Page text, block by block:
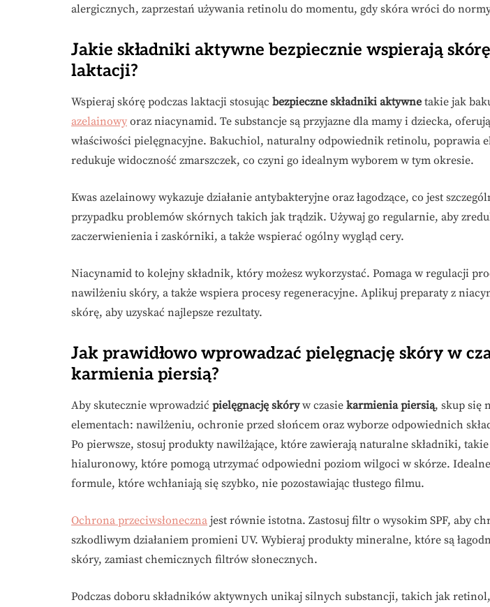
alergicznych, zaprzestań używania retinolu do momentu, gdy skóra wróci do
Jakie składniki aktywne bezpiecznie wspierają
laktacji?
Wspieraj skórę podczas laktacji stosując bezpieczne składniki aktywne takie jak
azelainowy oraz niacynamid. Te substancje są przyjazne dla mamy i dziecka,
właściwości pielęgnacyjne. Bakuchiol, naturalny odpowiednik retinolu, poprawia
redukuje widoczność zmarszczek, co czyni go idealnym wyborem w tym okresie.
Kwas azelainowy wykazuje działanie antybakteryjne oraz łagodzące, co jest
przypadku problemów skórnych takich jak trądzik. Używaj go regularnie, aby
zaczerwienienia i zaskórniki, a także wspierać ogólny wygląd cery.
Niacynamid to kolejny składnik, który możesz wykorzystać. Pomaga w regulacji
nawilżeniu skóry, a także wspiera procesy regeneracyjne. Aplikuj preparaty z
skórę, aby uzyskać najlepsze rezultaty.
Jak prawidłowo wprowadzać pielęgnację skóry w
karmienia piersią?
Aby skutecznie wprowadzić pielęgnację skóryw czasie karmienia piersią, skup się
elementach: nawilżeniu, ochronie przed słońcem oraz wyborze odpowiednich
Po pierwsze, stosuj produkty nawilżające, które zawierają naturalne składniki,
hialuronowy, które pomogą utrzymać odpowiedni poziom wilgoci w skórze.
formule, które wchłaniają się szybko, nie pozostawiając tłustego filmu.
Ochrona przeciwsłoneczna jest równie istotna. Zastosuj filtr o wysokim SPF, aby
szkodliwym działaniem promieni UV. Wybieraj produkty mineralne, które są
skóry, zamiast chemicznych filtrów słonecznych.
Podczas doboru składników aktywnych unikaj silnych substancji, takich jak